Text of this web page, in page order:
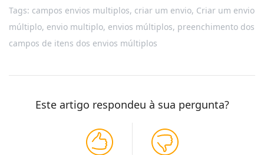
Tags: campos envios multiplos, criar um envio, Criar um envio
múltiplo, envio multiplo, envios múltiplos, preenchimento dos
campos de itens dos envios múltiplos
Este artigo respondeu à sua pergunta?